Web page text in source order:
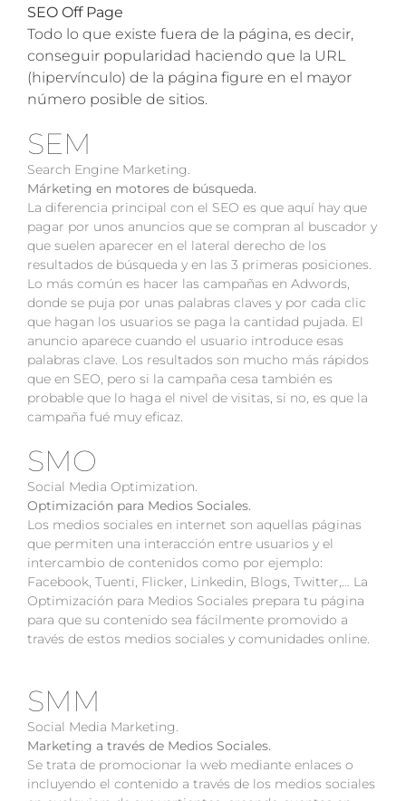
SEO Off Page
Todo lo que existe fuera de la página, es decir,
conseguir popularidad haciendo que la URL
(hipervínculo) de la página figure en el mayor
número posible de sitios.
SEM
Search Engine Marketing.
Márketing en motores de búsqueda.
La diferencia principal con el SEO es que aquí hay que
pagar por unos anuncios que se compran al buscador y
que suelen aparecer en el lateral derecho de los
resultados de búsqueda y en las 3 primeras posiciones.
Lo más común es hacer las campañas en Adwords,
donde se puja por unas palabras claves y por cada clic
que hagan los usuarios se paga la cantidad pujada. El
anuncio aparece cuando el usuario introduce esas
palabras clave. Los resultados son mucho más rápidos
que en SEO, pero si la campaña cesa también es
probable que lo haga el nivel de visitas, si no, es que la
campaña fué muy eficaz.
SMO
Social Media Optimization.
Optimización para Medios Sociales.
Los medios sociales en internet son aquellas páginas
que permiten una interacción entre usuarios y el
intercambio de contenidos como por ejemplo:
Facebook, Tuenti, Flicker, Linkedin, Blogs, Twitter,… La
Optimización para Medios Sociales prepara tu página
para que su contenido sea fácilmente promovido a
través de estos medios sociales y comunidades online.
SMM
Social Media Marketing.
Marketing a través de Medios Sociales.
Se trata de promocionar la web mediante enlaces o
incluyendo el contenido a través de los medios sociales